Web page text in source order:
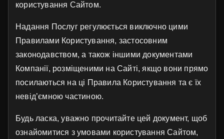
користування Сайтом.
Надання Послуг регулюється виключно цими
Правилами Користування, застосовним
законодавством, а також іншими документами
Компанії, розміщеними на Сайті, якщо вони прямо
посилаються на ці Правила Користування та є їх
невід’ємною частиною.
Будь ласка, уважно прочитайте цей документ, щоб
ознайомитися з умовами користування Сайтом,